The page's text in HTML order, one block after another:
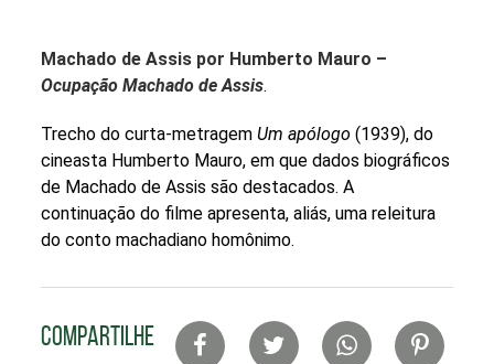
Machado de Assis por Humberto Mauro –
Ocupação Machado de Assis.
Trecho do curta-metragemUm apólogo (1939), do
cineasta Humberto Mauro, em que dados biográficos
de Machado de Assis são destacados. A
continuação do filme apresenta, aliás, uma releitura
do conto machadiano homônimo.
COMPARTILHELista